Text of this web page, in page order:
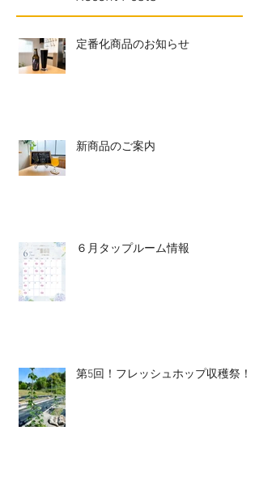
定番化商品のお知らせ
新商品のご案内
６月タップルーム情報
第5回！フレッシュホップ収穫祭！